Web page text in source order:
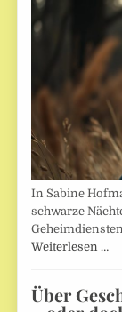
In Sabine
schwarze
Weiterlesen …
Über